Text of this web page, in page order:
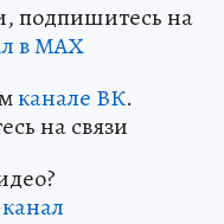
подпишитесь на
в МАХ
канале ВК.
на связи